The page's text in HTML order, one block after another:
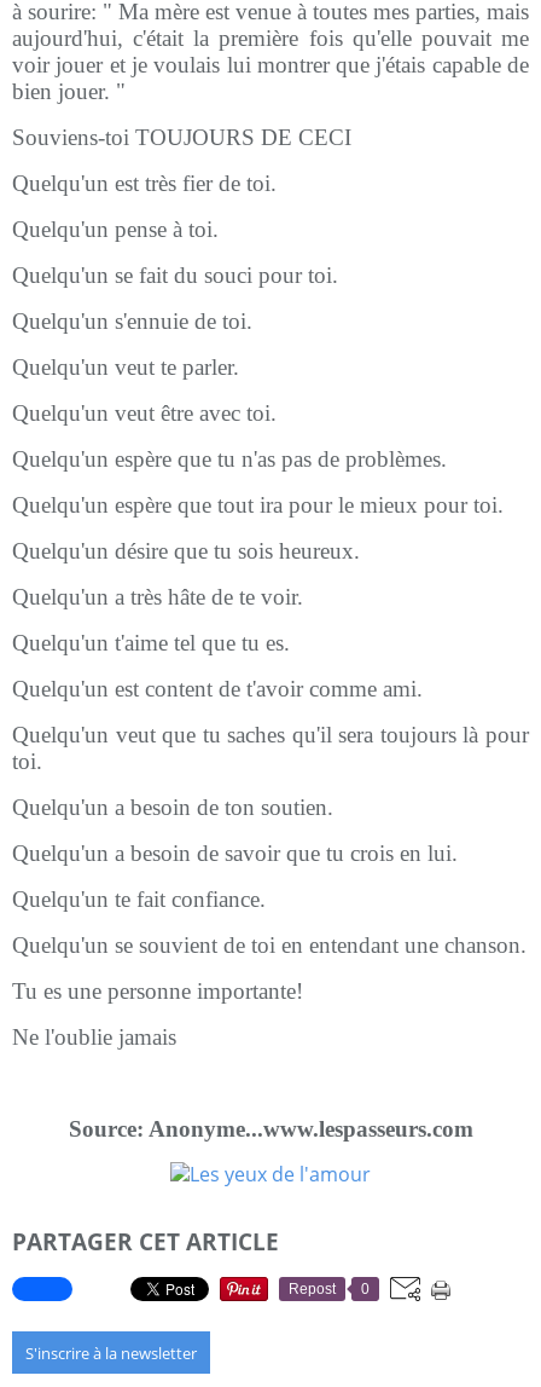
à sourire: " Ma mère est venue à toutes mes parties, mais
aujourd'hui, c'était la première fois qu'elle pouvait me
voir jouer et je voulais lui montrer que j'étais capable de
bien jouer. "
Souviens-toi TOUJOURS DE CECI
Quelqu'un est très fier de toi.
Quelqu'un pense à toi.
Quelqu'un se fait du souci pour toi.
Quelqu'un s'ennuie de toi.
Quelqu'un veut te parler.
Quelqu'un veut être avec toi.
Quelqu'un espère que tu n'as pas de problèmes.
Quelqu'un espère que tout ira pour le mieux pour toi.
Quelqu'un désire que tu sois heureux.
Quelqu'un a très hâte de te voir.
Quelqu'un t'aime tel que tu es.
Quelqu'un est content de t'avoir comme ami.
Quelqu'un veut que tu saches qu'il sera toujours là pour
toi.
Quelqu'un a besoin de ton soutien.
Quelqu'un a besoin de savoir que tu crois en lui.
Quelqu'un te fait confiance.
Quelqu'un se souvient de toi en entendant une chanson.
Tu es une personne importante!
Ne l'oublie jamais
Source: Anonyme...www.lespasseurs.com
PARTAGER CET ARTICLE
Repost 0
S'inscrire à la newsletter